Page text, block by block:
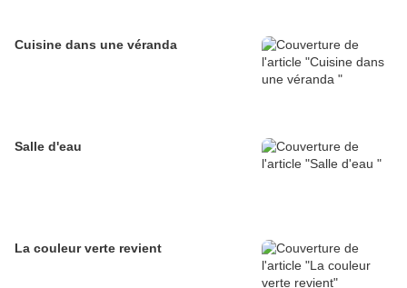
Cuisine dans une véranda
Salle d'eau
La couleur verte revient